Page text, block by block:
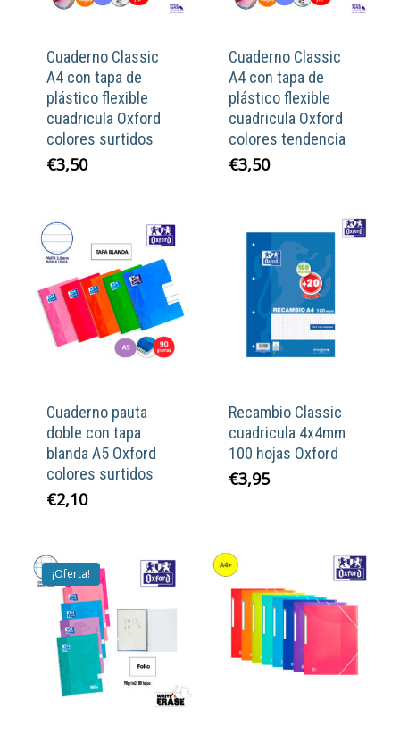
Cuaderno Classic
A4 con tapa de
plástico flexible
cuadricula Oxford
colores surtidos
€3,50
Cuaderno Classic
A4 con tapa de
plástico flexible
cuadricula Oxford
colores tendencia
€3,50
Cuaderno pauta
doble con tapa
blanda A5 Oxford
colores surtidos
€2,10
Recambio Classic
cuadricula 4x4mm
100 hojas Oxford
€3,95
¡Oferta!